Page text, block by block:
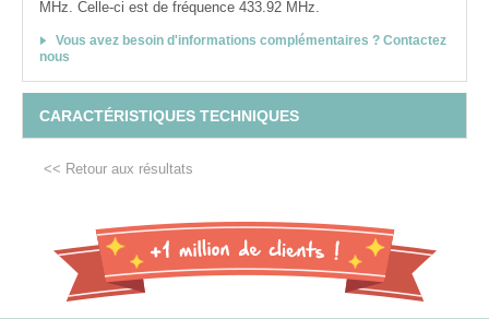
MHz. Celle-ci est de fréquence 433.92 MHz.
Vous avez besoin d'informations complémentaires ? Contactez
nous
CARACTÉRISTIQUES TECHNIQUES
<< Retour aux résultats